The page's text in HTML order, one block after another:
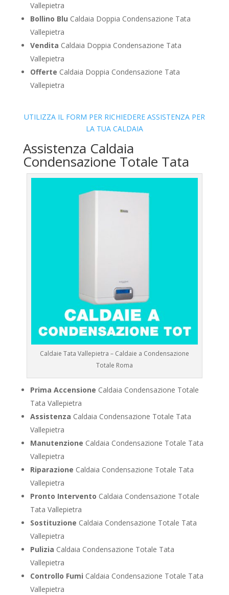
Vallepietra
Bollino Blu Caldaia Doppia Condensazione Tata
Vallepietra
Vendita Caldaia Doppia Condensazione Tata
Vallepietra
Offerte Caldaia Doppia Condensazione Tata
Vallepietra
UTILIZZA IL FORM PER RICHIEDERE ASSISTENZA PER
LA TUA CALDAIA
Assistenza Caldaia
Condensazione Totale Tata
Caldaie Tata Vallepietra – Caldaie a Condensazione
Totale Roma
Prima Accensione Caldaia Condensazione Totale
Tata Vallepietra
Assistenza Caldaia Condensazione Totale Tata
Vallepietra
Manutenzione Caldaia Condensazione Totale Tata
Vallepietra
Riparazione Caldaia Condensazione Totale Tata
Vallepietra
Pronto Intervento Caldaia Condensazione Totale
Tata Vallepietra
Sostituzione Caldaia Condensazione Totale Tata
Vallepietra
Pulizia Caldaia Condensazione Totale Tata
Vallepietra
Controllo Fumi Caldaia Condensazione Totale Tata
Vallepietra